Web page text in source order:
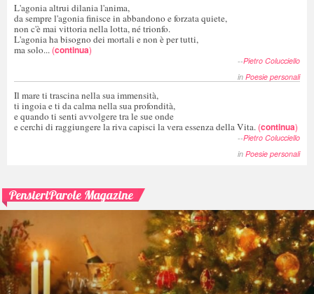
L'agonia altrui dilania l'anima,
da sempre l'agonia finisce in abbandono e forzata quiete,
non c'è mai vittoria nella lotta, né trionfo.
L'agonia ha bisogno dei mortali e non è per tutti,
ma solo... (continua)
--Pietro Colucciello
in Poesie personali
Il mare ti trascina nella sua immensità,
ti ingoia e ti da calma nella sua profondità,
e quando ti senti avvolgere tra le sue onde
e cerchi di raggiungere la riva capisci la vera essenza della Vita. (continua)
--Pietro Colucciello
in Poesie personali
PensieriParole Magazine